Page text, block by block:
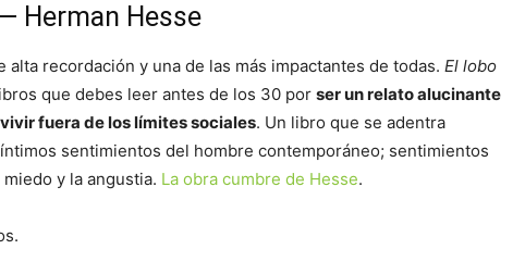
Herman Hesse
alta recordación y una de las más impactantes de todas. El lobo
que debes leer antes de los 30 por ser un relato alucinante
fuera de los límites sociales. Un libro que se adentra
sentimientos del hombre contemporáneo; sentimientos
y la angustia. La obra cumbre de Hesse.